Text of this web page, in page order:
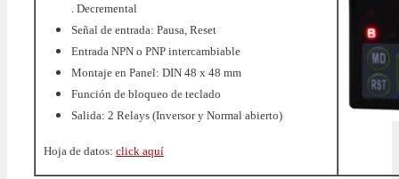
. Decremental
Señal de entrada: Pausa, Reset
Entrada NPN o PNP intercambiable
Montaje en Panel: DIN 48 x 48 mm
Función de bloqueo de teclado
Salida: 2 Relays (Inversor y Normal abierto)
Hoja de datos: click aquí